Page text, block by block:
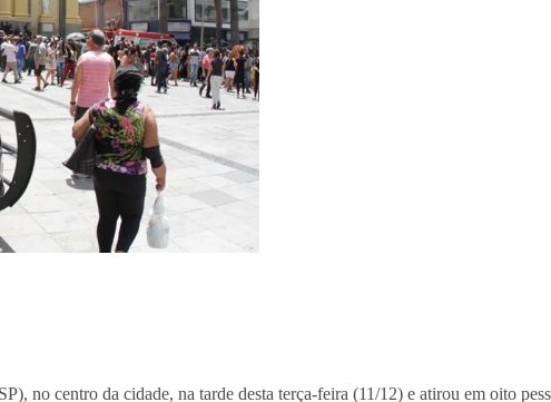
no centro da cidade, na tarde desta terça-feira (11/12) e atirou em oito